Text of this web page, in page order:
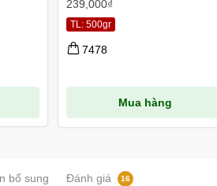
239,000₫
Mua hàng
TL: 500gr
7478
bổ sung Đánh giá 16